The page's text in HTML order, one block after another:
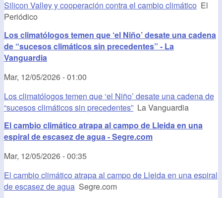
Silicon Valley y cooperación contra el cambio climático El
Periódico
Los climatólogos temen que ‘el Niño’ desate una cadena
de “sucesos climáticos sin precedentes” - La
Vanguardia
Mar, 12/05/2026 - 01:00
Los climatólogos temen que ‘el Niño’ desate una cadena de
“sucesos climáticos sin precedentes” La Vanguardia
El cambio climático atrapa al campo de Lleida en una
espiral de escasez de agua - Segre.com
Mar, 12/05/2026 - 00:35
El cambio climático atrapa al campo de Lleida en una espiral
de escasez de agua Segre.com